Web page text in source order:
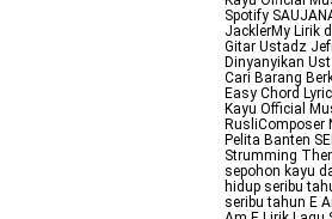
Spotify
JacklerMy Lirik
Gitar Ustadz
Dinyanyikan
Cari Barang
Easy Chord
Kayu Official
RusliComposer
Pelita Banten
Strumming
sepohon kayu
hidup seribu
seribu tahun E